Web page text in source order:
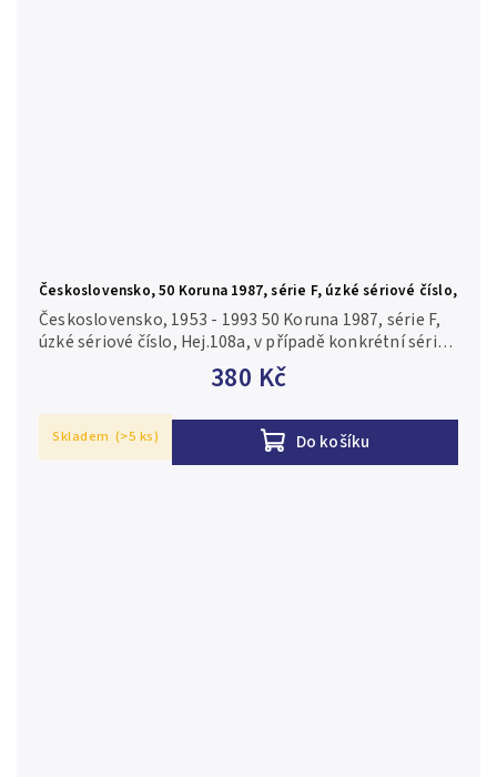
Československo, 50 Koruna 1987, série F, úzké sériové číslo,
Hej.108a
380 Kč
Do košíku
Československo, 1953 - 1993 50 Koruna 1987, série F,
úzké sériové číslo, Hej.108a, v případě konkrétní série
je foto pouze ilustrační N/UNC
Skladem (>5 ks)